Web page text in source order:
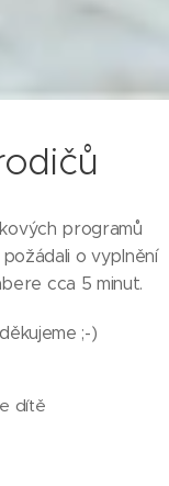
programů
o vyplnění
cca 5 minut.
;-)
dítě